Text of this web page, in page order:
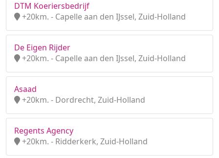
DTM Koeriersbedrijf
+20km. - Capelle aan den IJssel, Zuid-Holland
De Eigen Rijder
+20km. - Capelle aan den IJssel, Zuid-Holland
Asaad
+20km. - Dordrecht, Zuid-Holland
Regents Agency
+20km. - Ridderkerk, Zuid-Holland